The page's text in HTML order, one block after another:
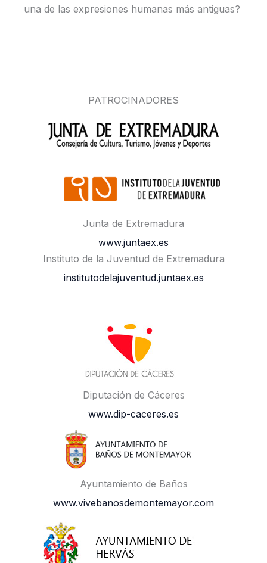
una de las expresiones humanas más antiguas?
PATROCINADORES
Junta de Extremadura
www.juntaex.es
Instituto de la Juventud de Extremadura
institutodelajuventud.juntaex.es
Diputación de Cáceres
www.dip-caceres.es
Ayuntamiento de Baños
www.vivebanosdemontemayor.com